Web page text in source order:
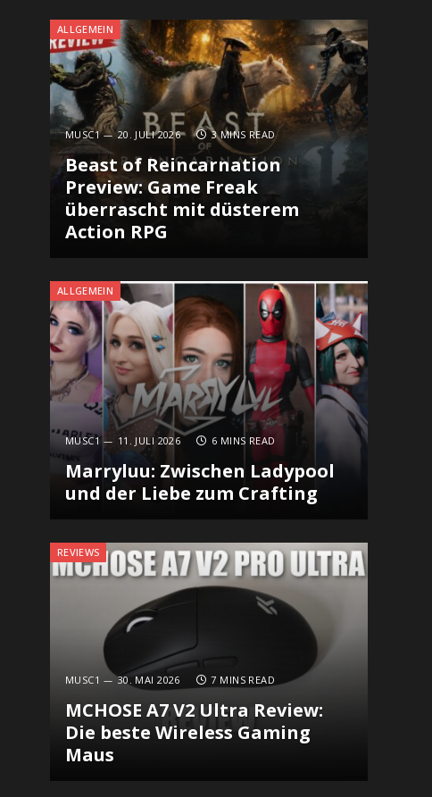
ALLGEMEIN
MUSC1 20. JULI 2026 3 MINS READ
Beast of Reincarnation
Preview: Game Freak
überrascht mit düsterem
Action RPG
ALLGEMEIN
MUSC1 11. JULI 2026 6 MINS READ
Marryluu: Zwischen Ladypool
und der Liebe zum Crafting
REVIEWS
MUSC1 30. MAI 2026 7 MINS READ
MCHOSE A7 V2 Ultra Review:
Die beste Wireless Gaming
Maus